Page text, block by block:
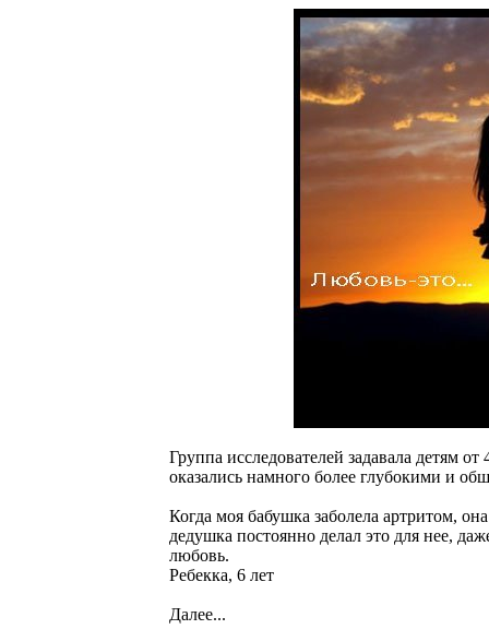
Группа исследователей задавала детям
оказались намного более глубокими и
Когда моя бабушка заболела артритом,
дедушка постоянно делал это для нее,
любовь.
Ребекка, 6 лет
Далее...